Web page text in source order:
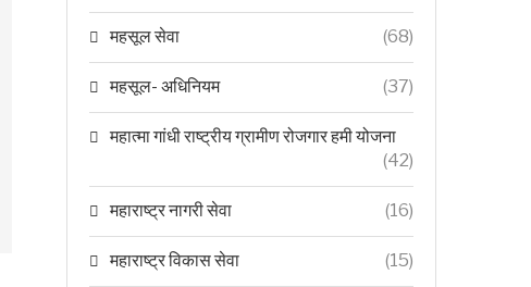
महसूल सेवा (68)
महसूल- अधिनियम (37)
महात्मा गांधी राष्ट्रीय ग्रामीण रोजगार हमी योजना
(42)
महाराष्ट्र नागरी सेवा (16)
महाराष्ट्र विकास सेवा (15)